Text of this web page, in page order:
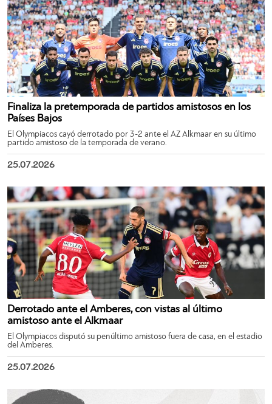
Finaliza la pretemporada de partidos amistosos en los
Países Bajos
El Olympiacos cayó derrotado por 3-2 ante el AZ Alkmaar en su último
partido amistoso de la temporada de verano.
25.07.2026
Derrotado ante el Amberes, con vistas al último
amistoso ante el Alkmaar
El Olympiacos disputó su penúltimo amistoso fuera de casa, en el estadio
del Amberes.
25.07.2026